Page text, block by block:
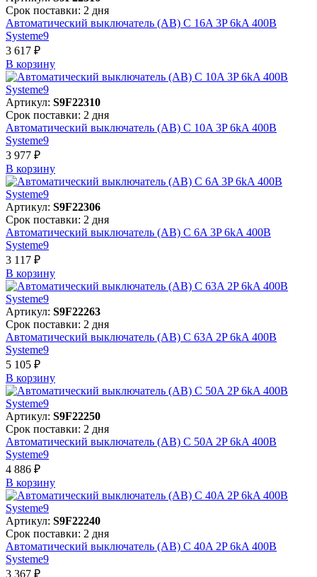
Срок поставки: 2 дня
Автоматический выключатель (АВ) C 16A 3P 6kA 400В
Systeme9
3 617 ₽
В корзинy
Артикул: S9F22310
Срок поставки: 2 дня
Автоматический выключатель (АВ) C 10A 3P 6kA 400В
Systeme9
3 977 ₽
В корзинy
Артикул: S9F22306
Срок поставки: 2 дня
Автоматический выключатель (АВ) C 6A 3P 6kA 400В
Systeme9
3 117 ₽
В корзинy
Артикул: S9F22263
Срок поставки: 2 дня
Автоматический выключатель (АВ) C 63A 2P 6kA 400В
Systeme9
5 105 ₽
В корзинy
Артикул: S9F22250
Срок поставки: 2 дня
Автоматический выключатель (АВ) C 50A 2P 6kA 400В
Systeme9
4 886 ₽
В корзинy
Артикул: S9F22240
Срок поставки: 2 дня
Автоматический выключатель (АВ) C 40A 2P 6kA 400В
Systeme9
3 367 ₽